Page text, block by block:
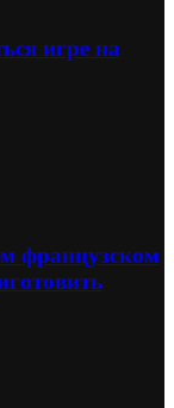
игре на
французском